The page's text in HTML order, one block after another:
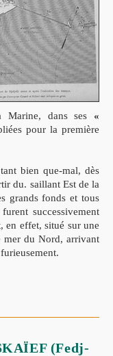
Marine, dans ses «
pour la première
bien que-mal, dès
du. saillant Est de la
grands fonds et tous
successivement
en effet, situé sur une
mer du Nord, arrivant
(Fedj-